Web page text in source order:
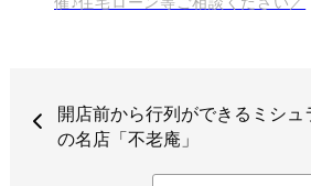
開店前から行列ができるミシュ
の名店「不老庵」